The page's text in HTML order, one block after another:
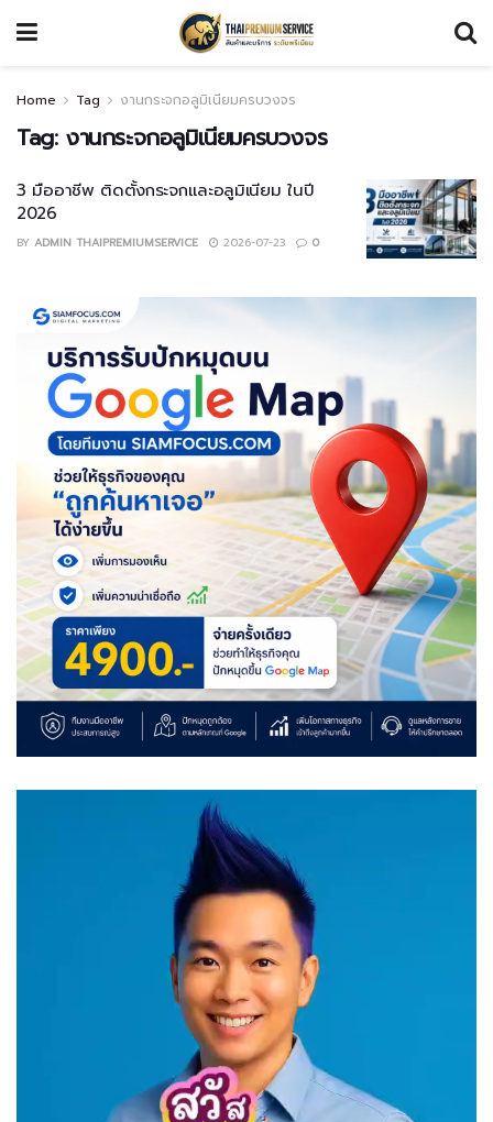
Home Tag งานกระจกอลูมิเนียมครบวงจร
Tag: งานกระจกอลูมิเนียมครบวงจร
3 มืออาชีพ ติดตั้งกระจกและอลูมิเนียม ในปี
2026
BY ADMIN THAIPREMIUMSERVICE 2026-07-23 0